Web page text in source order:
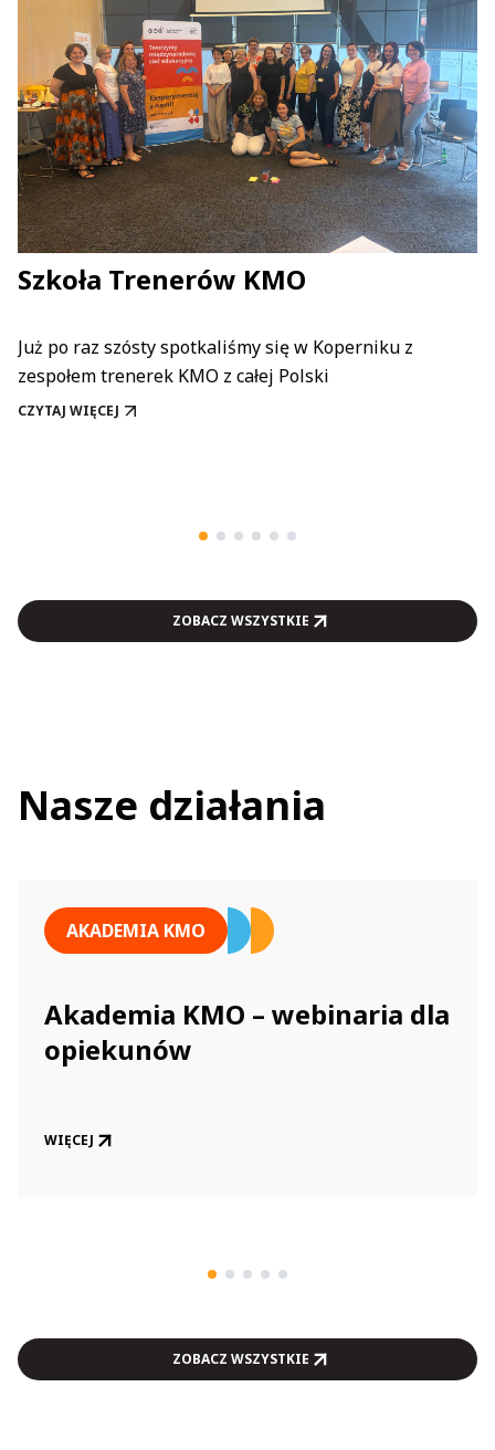
Szkoła Trenerów KMO
Już po raz szósty spotkaliśmy się w Koperniku z
zespołem trenerek KMO z całej Polski
CZYTAJ WIĘCEJ
SZKOŁA TRENERÓW KMO
ZOBACZ WSZYSTKIE
Nasze działania
AKADEMIA KMO
Akademia KMO – webinaria dla
opiekunów
WIĘCEJ
ZOBACZ WSZYSTKIE